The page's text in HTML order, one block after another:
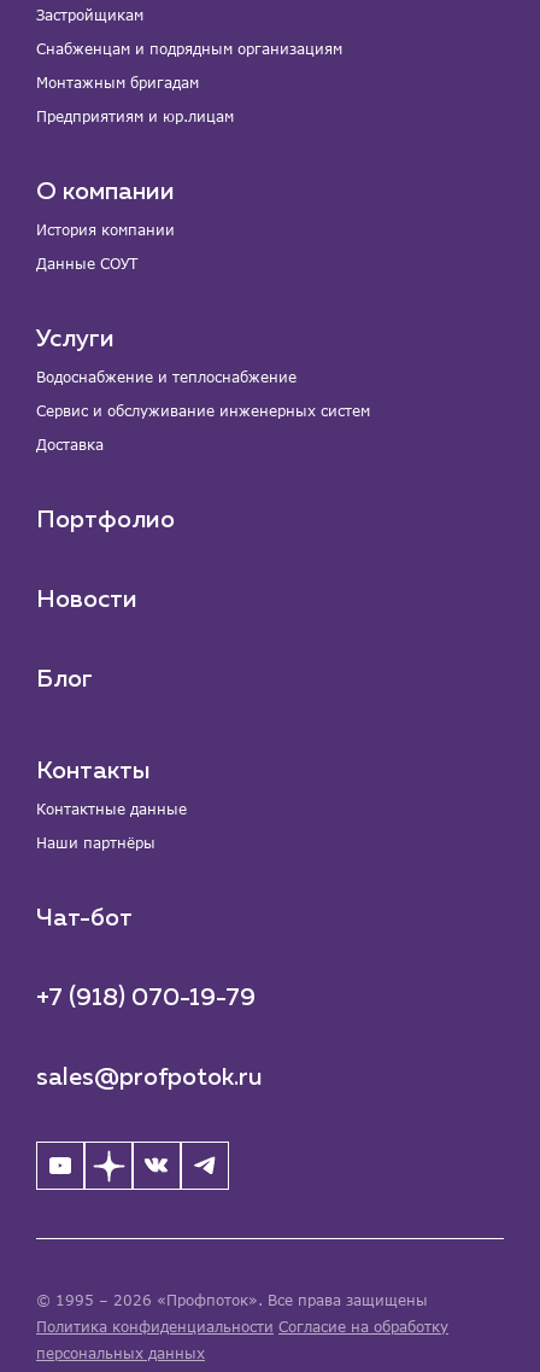
Застройщикам
Снабженцам и подрядным организациям
Монтажным бригадам
Предприятиям и юр.лицам
О компании
История компании
Данные СОУТ
Услуги
Водоснабжение и теплоснабжение
Сервис и обслуживание инженерных систем
Доставка
Портфолио
Новости
Блог
Контакты
Контактные данные
Наши партнёры
Чат-бот
+7 (918) 070-19-79
sales@profpotok.ru
© 1995 – 2026 «Профпоток». Все права защищены
Политика конфиденциальности Согласие на обработку
персональных данных